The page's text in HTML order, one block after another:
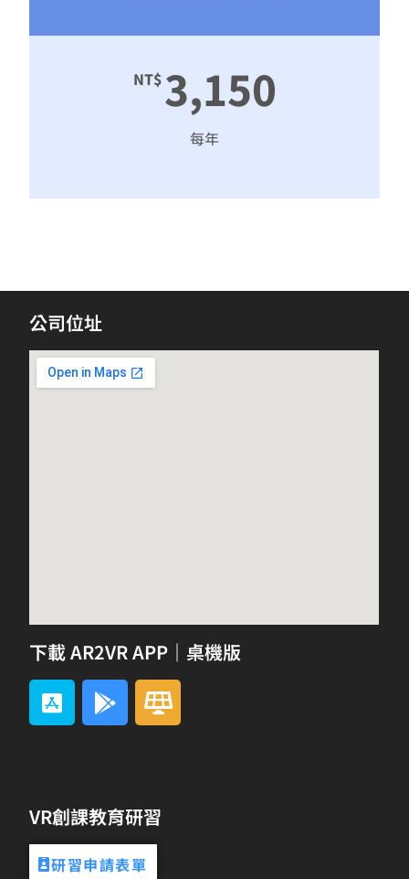
NT$3,150
每年
公司位址
下載 AR2VR APP｜桌機版
VR創課教育研習
研習申請表單